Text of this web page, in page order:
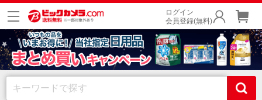
ログイン
会員登録(無料)